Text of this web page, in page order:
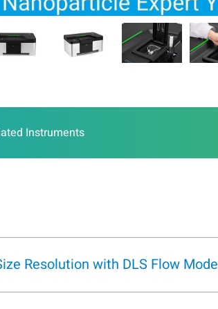
Instruments
Resolution with DLS Flow Mode